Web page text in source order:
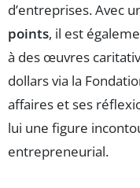
d’entreprises. Avec
points, il est
à des œuvres
dollars via la
affaires et ses
lui une figure
entrepreneurial.